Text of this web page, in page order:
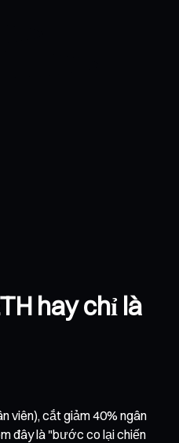
hay chỉ là
viên), cắt giảm 40% ngân
đây là "bước co lại chiến